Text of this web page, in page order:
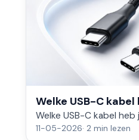
Welke USB-C kabel
Welke USB-C kabel heb
11-05-2026· 2 min lezen